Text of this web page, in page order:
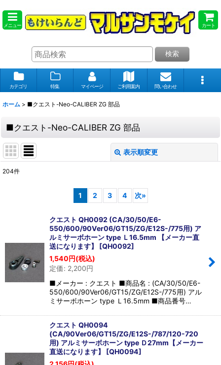
メニュー カート
検索
カテゴリ 特集 マイページ ご利用案内 問い合わせ
ホーム > ■クエスト-Neo-CALIBER ZG 部品
■クエスト-Neo-CALIBER ZG 部品
表示順変更
絞り込む
204件
1 2 3 4 次»
クエスト QH0092 (CA/30/50/E6-
550/600/90Ver06/GT15/ZG/E12S-/775用) ア
ルミサーボホーン type Ｌ16.5mm 【メーカー直
送になります】 [QH0092]
1,540円(税込)
定価: 2,200円
■メーカー : クエスト ■商品名 : (CA/30/50/E6-
550/600/90Ver06/GT15/ZG/E12S-/775用) アル
ミサーボホーン type Ｌ16.5mm ■商品番号…
クエスト QH0094
(CA/90Ver06/GT15/ZG/E12S-/787/120-720
用) アルミサーボホーン type Ｄ27mm【メーカー
直送になります】 [QH0094]